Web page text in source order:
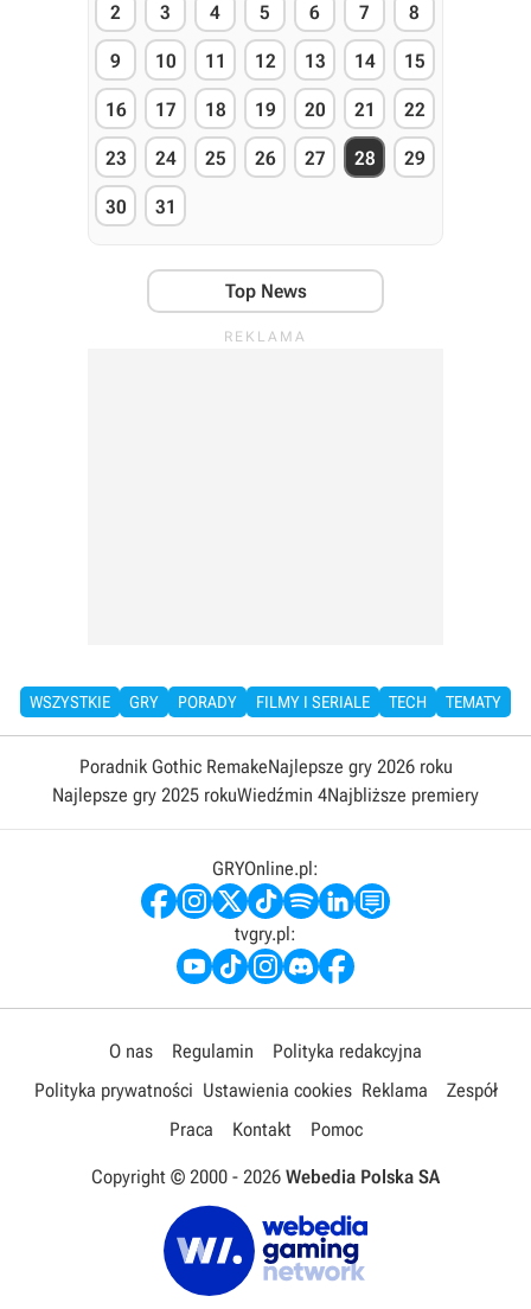
2 3 4 5 6 7 8
9 10 11 12 13 14 15
16 17 18 19 20 21 22
23 24 25 26 27 28 29
30 31
Top News
WSZYSTKIE GRY PORADY FILMY I SERIALE TECH TEMATY
Poradnik Gothic RemakeNajlepsze gry 2026 roku
Najlepsze gry 2025 rokuWiedźmin 4Najbliższe premiery
GRYOnline.pl:
tvgry.pl:
O nas Regulamin
Polityka redakcyjna
Polityka prywatności Ustawienia cookies Reklama
Zespół
Praca
Kontakt Pomoc
Copyright © 2000 - 2026 Webedia Polska SA